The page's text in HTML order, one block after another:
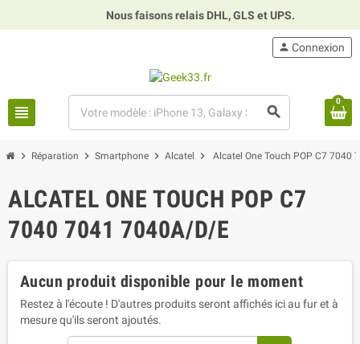
Nous faisons relais DHL, GLS et UPS.
view_headline search
person Connexion
0
chevron_right Réparation chevron_right Smartphone chevron_right Alcatel chevron_right Alcatel One Touch POP C7 7040
ALCATEL ONE TOUCH POP C7
7040 7041 7040A/D/E
Aucun produit disponible pour le moment
Restez à l'écoute ! D'autres produits seront affichés ici au fur et à
mesure qu'ils seront ajoutés.